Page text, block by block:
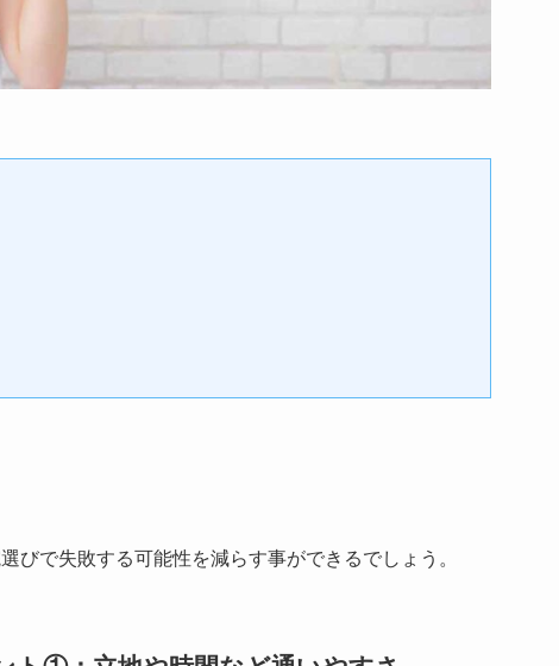
で失敗する可能性を減らす事ができるでしょう。